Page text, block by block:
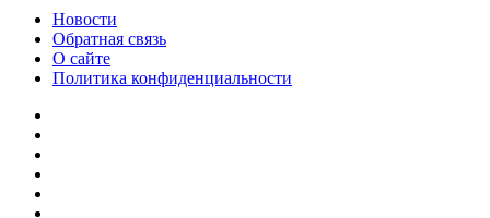
Новости
Обратная связь
О сайте
Политика конфиденциальности